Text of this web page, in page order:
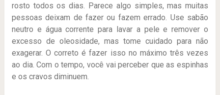
rosto todos os dias. Parece algo simples, mas muitas
pessoas deixam de fazer ou fazem errado. Use sabão
neutro e água corrente para lavar a pele e remover o
excesso de oleosidade, mas tome cuidado para não
exagerar. O correto é fazer isso no máximo três vezes
ao dia. Com o tempo, você vai perceber que as espinhas
e os cravos diminuem.